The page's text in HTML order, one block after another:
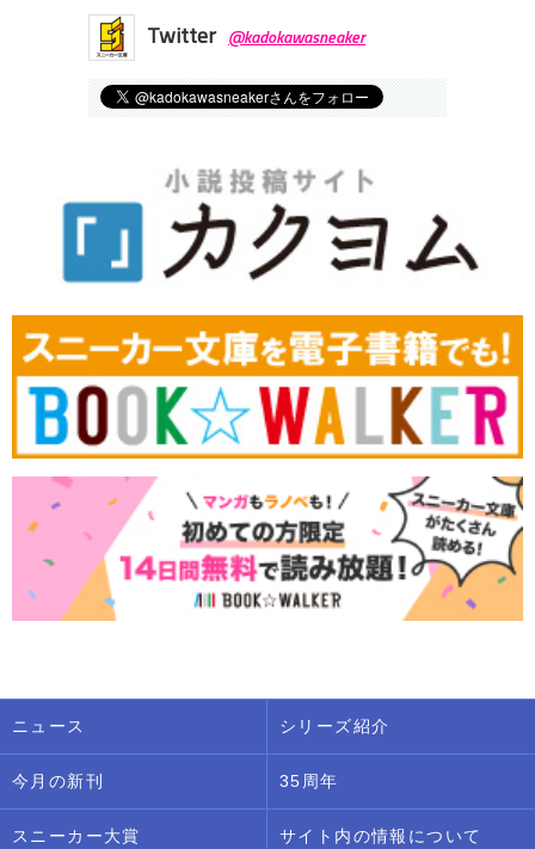
Twitter @kadokawasneaker
ニュース シリーズ紹介
今月の新刊 35周年
スニーカー大賞 サイト内の情報について